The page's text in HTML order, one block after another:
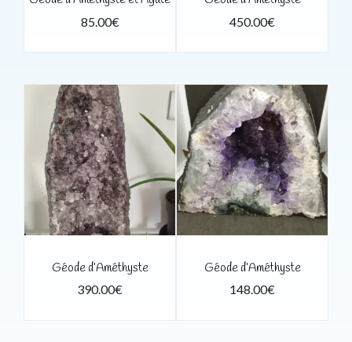
85.00€ 450.00€
Géode d’Améthyste
390.00€
Géode d’Améthyste
148.00€